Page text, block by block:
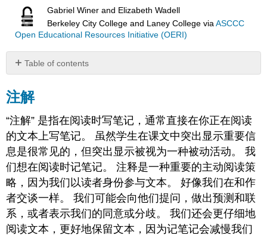
Gabriel Winer and Elizabeth Wadell
Berkeley City College and Laney College viaASCCC
Open Educational Resources Initiative (OERI)
Table of contents
解
究
示
例
注
解
在
线
杂
志
社
注解
“注解” 是指在阅读时写笔记，通常直接在你正在阅读
的文本上写笔记。 虽然学生在课文中突出显示重要信
息是很常见的，但突出显示被视为一种被动活动。 我
们想在阅读时记笔记。 注释是一种重要的主动阅读策
略，因为我们以读者身份参与文本。 好像我们在和作
者交谈一样。 我们可能会向他们提问，做出预测和联
系，或者表示我们的同意或分歧。 我们还会更仔细地
阅读文本，更好地保留文本，因为记笔记会减慢我们